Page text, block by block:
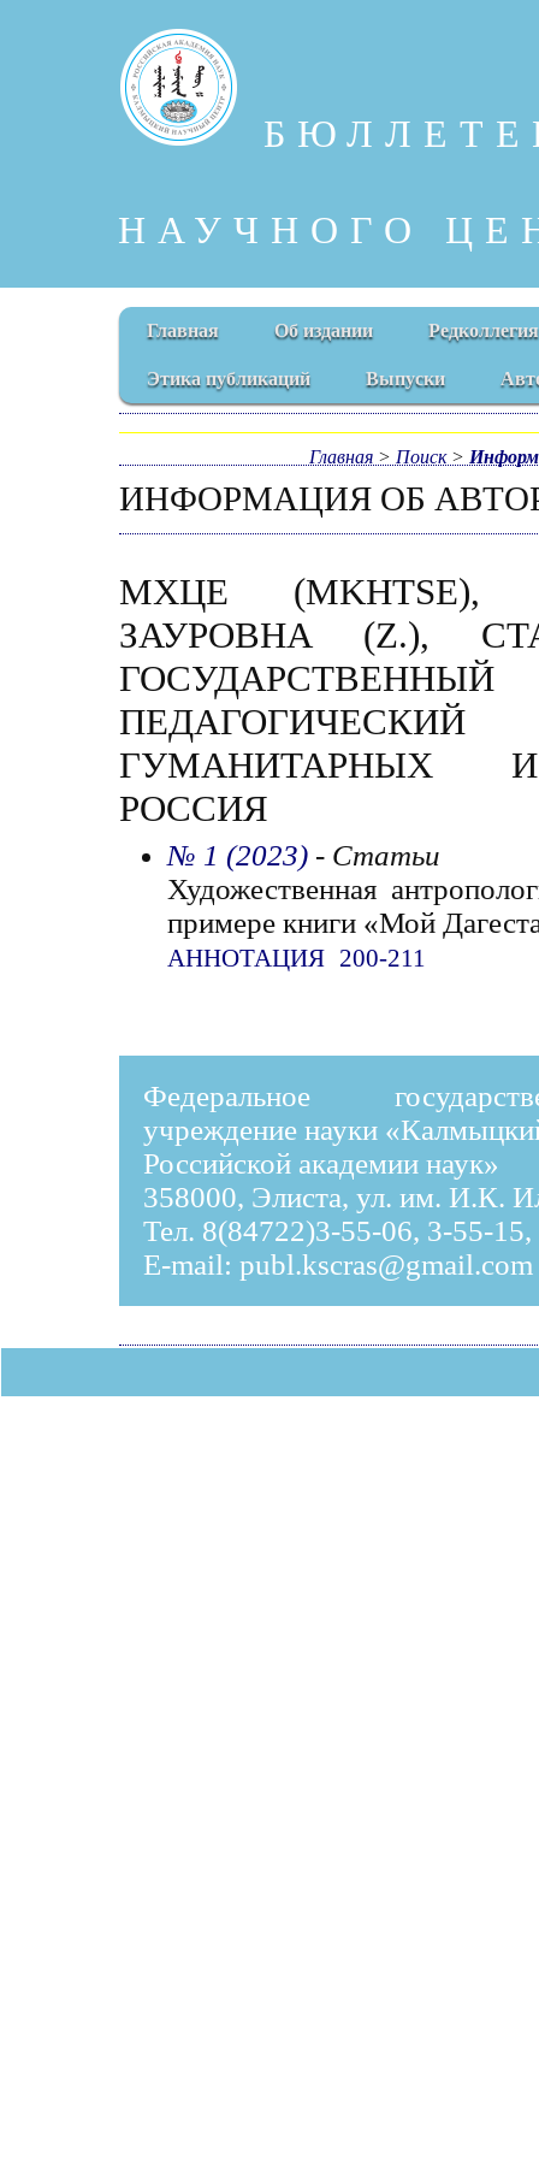
НАУЧНОГО
Главная Об издании Редколлегия
Этика публикаций Выпуски
Главная > Поиск>
ИНФОРМАЦИЯ ОБ
МХЦЕ (MKHTSE),
ЗАУРОВНА (Z.),
ГОСУДАРСТВЕННЫЙ
ГУМАНИТАРНЫХ
РОССИЯ
№ 1 (2023)- Статьи
Художественная
примере книги «Мой
АННОТАЦИЯ 200-211
Федеральное
учреждение науки
Российской академии наук»
358000, Элиста, ул. им. И.К.
Тел. 8(84722)3-55-06, 3-55-
E-mail: publ.kscras@gmail.com